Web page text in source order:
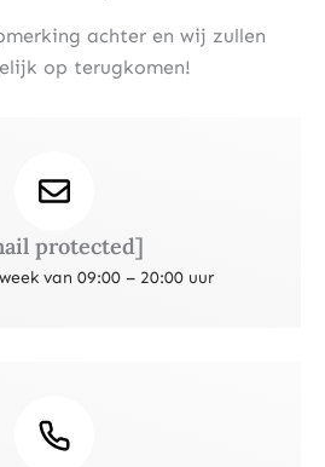
achter en wij zullen
op terugkomen!
protected]
van 09:00 – 20:00 uur